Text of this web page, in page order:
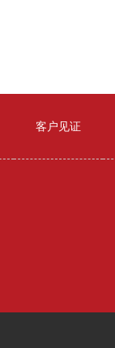
客户见证